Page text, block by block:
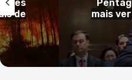
dos EUA
da guerra